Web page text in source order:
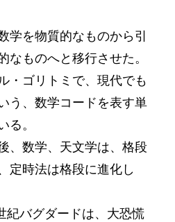
学を物質的なものから引
なものへと移行させた。
・ゴリトミで、現代でも
う、数学コードを表す単
る。
、数学、天文学は、格段
定時法は格段に進化し
紀バグダードは、大恐慌